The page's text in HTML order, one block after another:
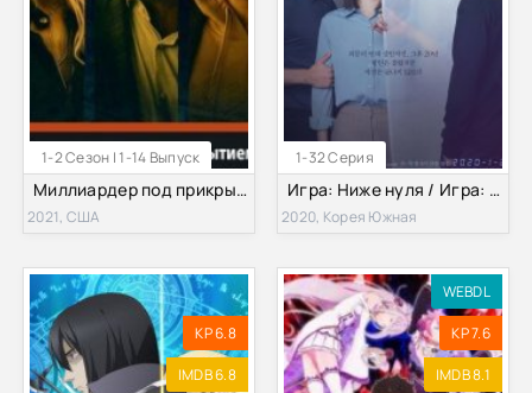
1-2 Сезон | 1-14 Выпуск
Миллиардер под прикрытием (1-2 Сезон)
2021, США
1-32 Серия
Игра: Ниже нуля / Игра: Стремление к нулю (2020)
2020, Корея Южная
KP 6.8
IMDB 6.8
WEBDL
KP 7.6
IMDB 8.1